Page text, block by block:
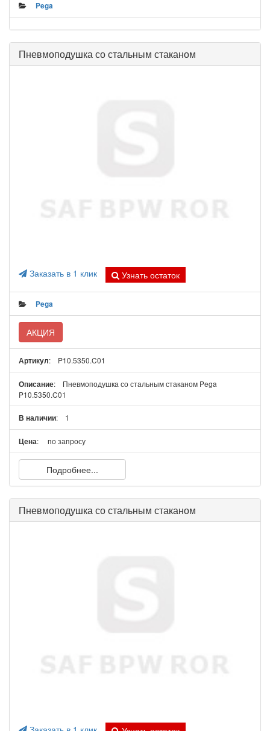
Pega
Пневмоподушка со стальным стаканом
Заказать в 1 клик Узнать остаток
Pega
АКЦИЯ
Артикул: P10.5350.C01
Описание: Пневмоподушка со стальным стаканом Pega
P10.5350.C01
В наличии: 1
Цена: по запросу
Подробнее...
Пневмоподушка со стальным стаканом